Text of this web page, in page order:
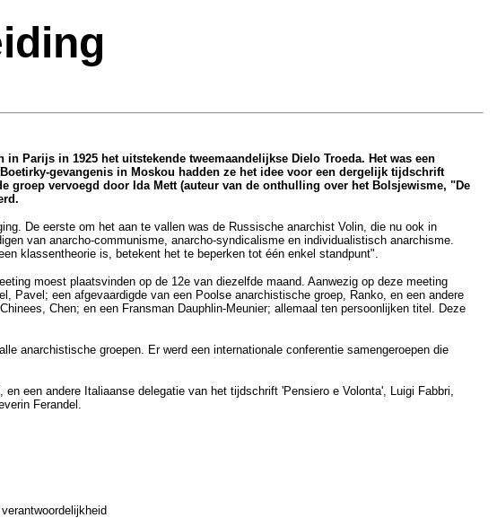
Parijs in 1925 het uitstekende tweemaandelijkse Dielo Troeda. Het was een
gevangenis in Moskou hadden ze het idee voor een dergelijk tijdschrift
groep vervoegd door Ida Mett (auteur van de onthulling over het Bolsjewisme, "De
De eerste om het aan te vallen was de Russische anarchist Volin, die nu ook in
van anarcho-communisme, anarcho-syndicalisme en individualistisch anarchisme.
klassentheorie is, betekent het te beperken tot één enkel standpunt".
moest plaatsvinden op de 12e van diezelfde maand. Aanwezig op deze meeting
Pavel; een afgevaardigde van een Poolse anarchistische groep, Ranko, en een andere
Chen; en een Fransman Dauphlin-Meunier; allemaal ten persoonlijken titel. Deze
anarchistische groepen. Er werd een internationale conferentie samengeroepen die
een andere Italiaanse delegatie van het tijdschrift 'Pensiero e Volonta', Luigi Fabbri,
Ferandel.